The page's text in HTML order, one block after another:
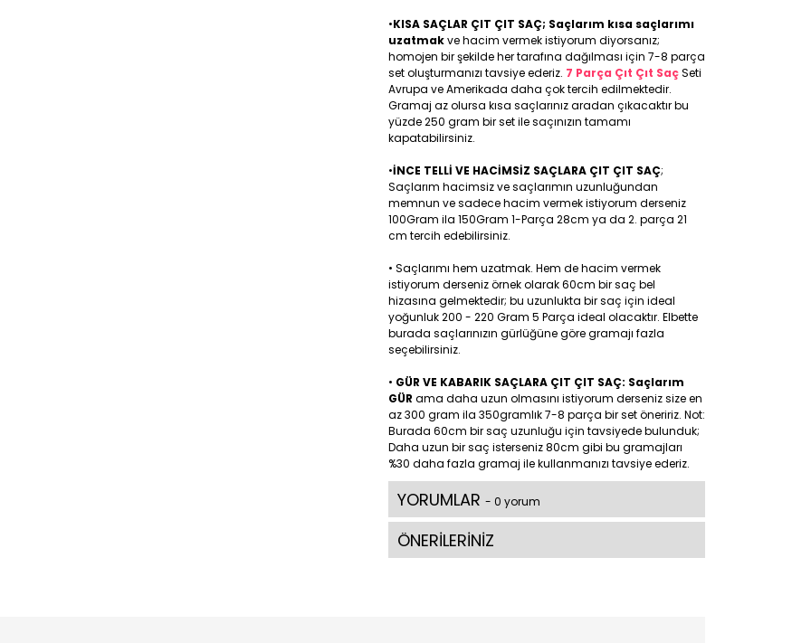
•KISA SAÇLAR ÇIT ÇIT SAÇ; Saçlarım kısa saçlarımı
uzatmakve hacim vermek istiyorum diyorsanız;
homojen bir şekilde her tarafına dağılması için 7-8 parça
set oluşturmanızı tavsiye ederiz. 7 Parça Çıt Çıt SaçSeti
Avrupa ve Amerikada daha çok tercih edilmektedir.
Gramaj az olursa kısa saçlarınız aradan çıkacaktır bu
yüzde 250 gram bir set ile saçınızın tamamı
kapatabilirsiniz.
•İNCE TELLİ VE HACİMSİZ SAÇLARA ÇIT ÇIT SAÇ;
Saçlarım hacimsiz ve saçlarımın uzunluğundan
memnun ve sadece hacim vermek istiyorum derseniz
100Gram ila 150Gram 1-Parça 28cm ya da 2. parça 21
cm tercih edebilirsiniz.
• Saçlarımı hem uzatmak. Hem de hacim vermek
istiyorum derseniz örnek olarak 60cm bir saç bel
hizasına gelmektedir; bu uzunlukta bir saç için ideal
yoğunluk 200 - 220 Gram 5 Parça ideal olacaktır. Elbette
burada saçlarınızın gürlüğüne göre gramajı fazla
seçebilirsiniz.
• GÜR VE KABARIK SAÇLARA ÇIT ÇIT SAÇ: Saçlarım
GÜR ama daha uzun olmasını istiyorum derseniz size en
az 300 gram ila 350gramlık 7-8 parça bir set öneririz. Not:
Burada 60cm bir saç uzunluğu için tavsiyede bulunduk;
Daha uzun bir saç isterseniz 80cm gibi bu gramajları
%30 daha fazla gramaj ile kullanmanızı tavsiye ederiz.
YORUMLAR - 0 yorum
ÖNERİLERİNİZ